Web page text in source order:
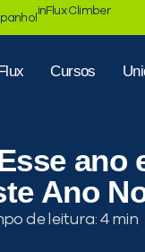
inFlux Climber
Cursos
ano
Ano
de leitura: